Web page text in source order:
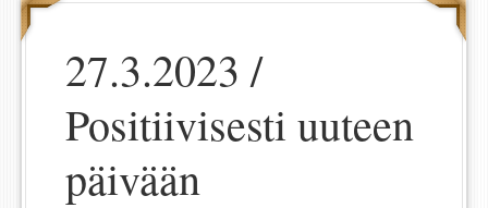
27.3.2023 /
Positiivisesti uuteen
päivään